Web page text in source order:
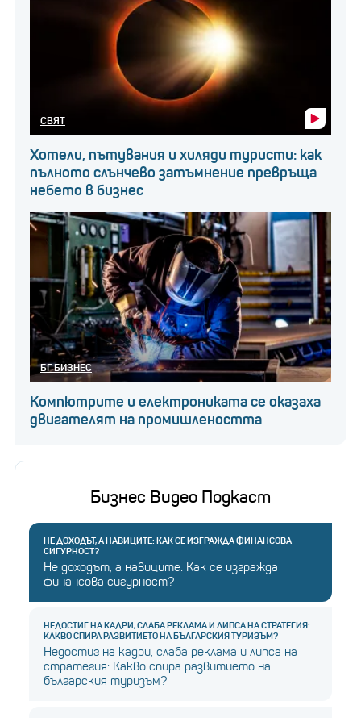
СВЯТ
Хотели, пътувания и хиляди туристи: как
пълното слънчево затъмнение превръща
небето в бизнес
БГ БИЗНЕС
Компютрите и електрониката се оказаха
двигателят на промишлеността
Бизнес Видео Подкаст
НЕ ДОХОДЪТ, А НАВИЦИТЕ: КАК СЕ ИЗГРАЖДА ФИНАНСОВА
СИГУРНОСТ?
Не доходът, а навиците: Как се изгражда
финансова сигурност?
НЕДОСТИГ НА КАДРИ, СЛАБА РЕКЛАМА И ЛИПСА НА СТРАТЕГИЯ:
КАКВО СПИРА РАЗВИТИЕТО НА БЪЛГАРСКИЯ ТУРИЗЪМ?
Недостиг на кадри, слаба реклама и липса на
стратегия: Какво спира развитието на
българския туризъм?